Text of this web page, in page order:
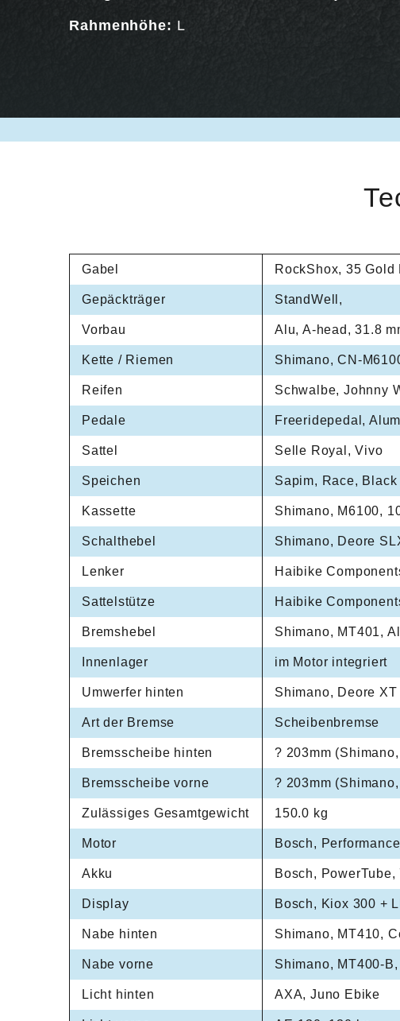
Rahmenhöhe: L
Gabel RockShox, 35
Gepäckträger StandWell,
Vorbau Alu, A-head, 31.8
Kette / Riemen Shimano, CN-
Reifen Schwalbe, Johnny
Pedale Freeridepedal,
Sattel Selle Royal, Vivo
Speichen Sapim, Race, Black
Kassette Shimano, M6100,
Schalthebel Shimano, Deore
Lenker Haibike
Sattelstütze Haibike
Bremshebel Shimano, MT401,
Innenlager im Motor integriert
Umwerfer hinten Shimano, Deore
Art der Bremse Scheibenbremse
Bremsscheibe hinten ? 203mm
Bremsscheibe vorne ? 203mm
Zulässiges Gesamtgewicht 150.0 kg
Motor Bosch,
Akku Bosch, PowerTube,
Display Bosch, Kiox 300 +
Nabe hinten Shimano, MT410,
Nabe vorne Shimano, MT400-
Licht hinten AXA, Juno Ebike